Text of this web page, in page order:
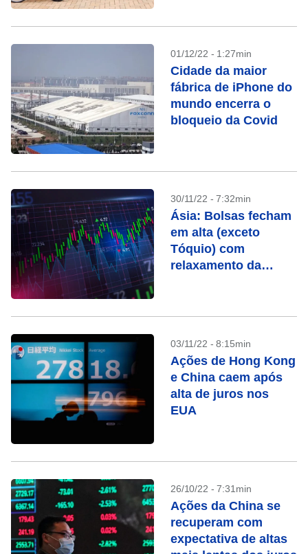
01/12/22 - 1:27min
Cidade da maior
fábrica de iPhone do
mundo encerra o
bloqueio da Covid
30/11/22 - 7:32min
Ásia: Bolsas fecham
em alta (exceto
Tóquio) com
relaxamento da
03/11/22 - 8:15min
Ações de Hong Kong
e China caem após
alta de juros nos
EUA
26/10/22 - 7:31min
Ações da China se
recuperam com
expectativa de altas